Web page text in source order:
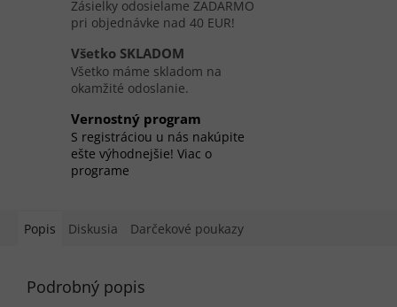
Zásielky odosielame ZADARMO
pri objednávke nad 40 EUR!
Všetko SKLADOM
Všetko máme skladom na
okamžité odoslanie.
Vernostný program
S registráciou u nás nakúpite
ešte výhodnejšie! Viac o
programe
Popis Diskusia Darčekové poukazy
Podrobný popis